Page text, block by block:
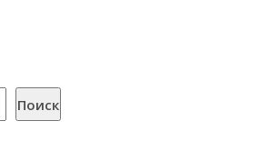
Поиск